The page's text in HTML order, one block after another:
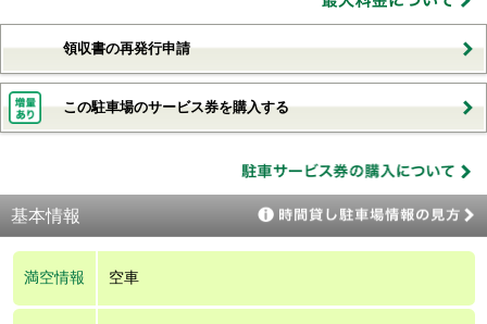
領収書の再発行申請
この駐車場のサービス券を購入する
基本情報
満空情報 空車